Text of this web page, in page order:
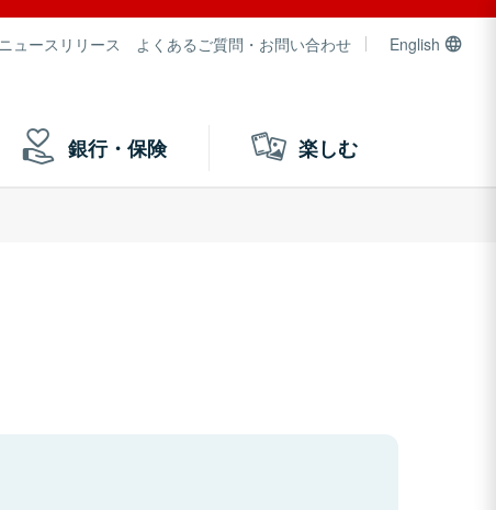
ニュースリリース よくあるご質問・お問い合わせ English
銀行・保険 楽しむ